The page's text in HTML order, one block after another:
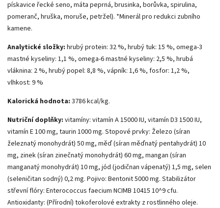
pískavice řecké seno, máta peprná, brusinka, borůvka, spirulina,
pomeranč, hruška, moruše, petržel). *Minerál pro redukci zubního
kamene.
Analytické složky: hrubý protein: 32 %, hrubý tuk: 15 %, omega-3
mastné kyseliny: 1,1 %, omega-6 mastné kyseliny: 2,5 %, hrubá
vláknina: 2 %, hrubý popel: 8,8 %, vápník: 1,6 %, fosfor: 1,2 %,
vlhkost: 9 %
​Kalorická hodnota: 3786 kcal/kg.
Nutriční doplňky: vitamíny: vitamín A 15000 IU, vitamín D3 1500 IU,
vitamín E 100 mg, taurin 1000 mg. Stopové prvky: Železo (síran
železnatý monohydrát) 50 mg, měď (síran měďnatý pentahydrát) 10
mg, zinek (síran zinečnatý monohydrát) 60 mg, mangan (síran
manganatý monohydrát) 10 mg, jód (jodičnan vápenatý) 1,5 mg, selen
(seleničitan sodný) 0,2 mg. Pojivo: Bentonit 5000 mg. Stabilizátor
střevní flóry: Enterococcus faecium NCIMB 10415 10^9 cfu.
Antioxidanty: (Přírodní) tokoferolové extrakty z rostlinného oleje.